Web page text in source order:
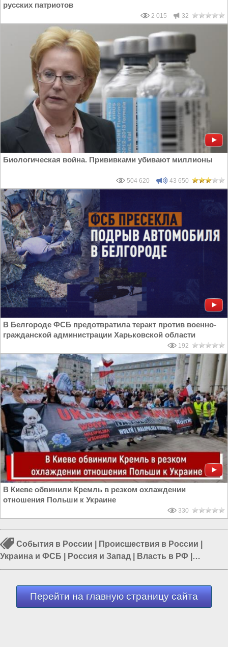
русских патриотов
2 015 32
Биологическая война. Прививками убивают миллионы
504 620 43 650
В Белгороде ФСБ предотвратила теракт против военно-
гражданской администрации Харьковской области
192
В Киеве обвинили Кремль в резком охлаждении
отношения Польши к Украине
330
События в России Происшествия в России
Украина и ФСБ
Россия и Запад Власть в РФ
Политика в России|Россия и Евразия
Перейти на главную страницу сайта